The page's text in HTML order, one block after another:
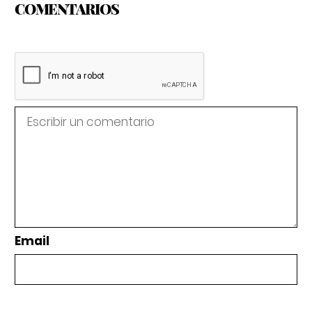
COMENTARIOS
Email